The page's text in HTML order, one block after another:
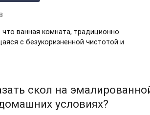
что ванная комната, традиционно
с безукоризненной чистотой и
скол на
условиях?